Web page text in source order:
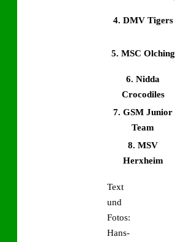
4. DMV Tigers
5. MSC Olching
6. Nidda
Crocodiles
7. GSM Junior
Team
8. MSV
Herxheim
Text
und
Fotos:
Hans-